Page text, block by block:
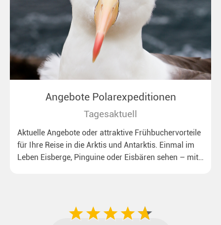
Angebote Polarexpeditionen
Tagesaktuell
Aktuelle Angebote oder attraktive Frühbuchervorteile
für Ihre Reise in die Arktis und Antarktis. Einmal im
Leben Eisberge, Pinguine oder Eisbären sehen – mit